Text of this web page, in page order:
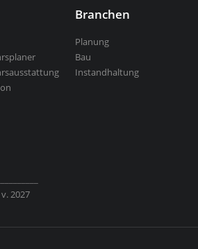
2027
Branchen
Planung
Bau
Instandhaltung
Alle programme